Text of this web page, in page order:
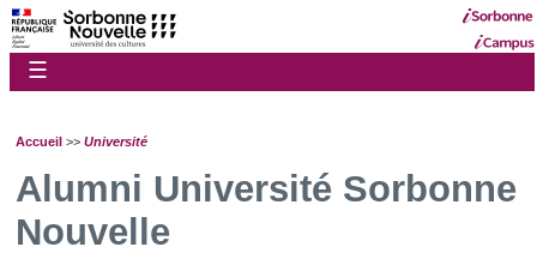
☰
Accueil >> Université
Alumni Université Sorbonne
Nouvelle